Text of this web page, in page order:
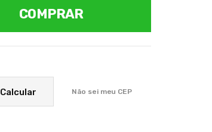
COMPRAR
Calcular Não sei meu CEP